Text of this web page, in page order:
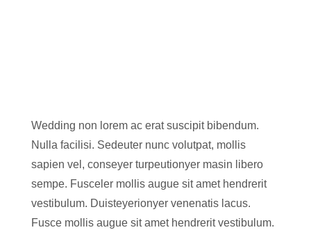
Wedding non lorem ac erat suscipit bibendum.
Nulla facilisi. Sedeuter nunc volutpat, mollis
sapien vel, conseyer turpeutionyer masin libero
sempe. Fusceler mollis augue sit amet hendrerit
vestibulum. Duisteyerionyer venenatis lacus.
Fusce mollis augue sit amet hendrerit vestibulum.